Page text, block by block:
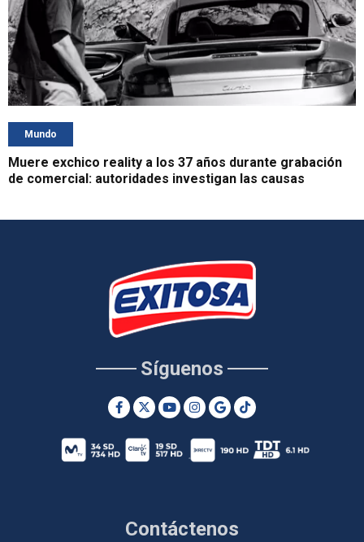
Mundo
Muere exchico reality a los 37 años durante grabación
de comercial: autoridades investigan las causas
Contáctenos
Síguenos